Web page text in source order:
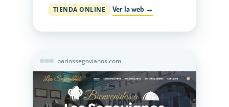
TIENDA ONLINE Ver la web →
barlossegovianos.com